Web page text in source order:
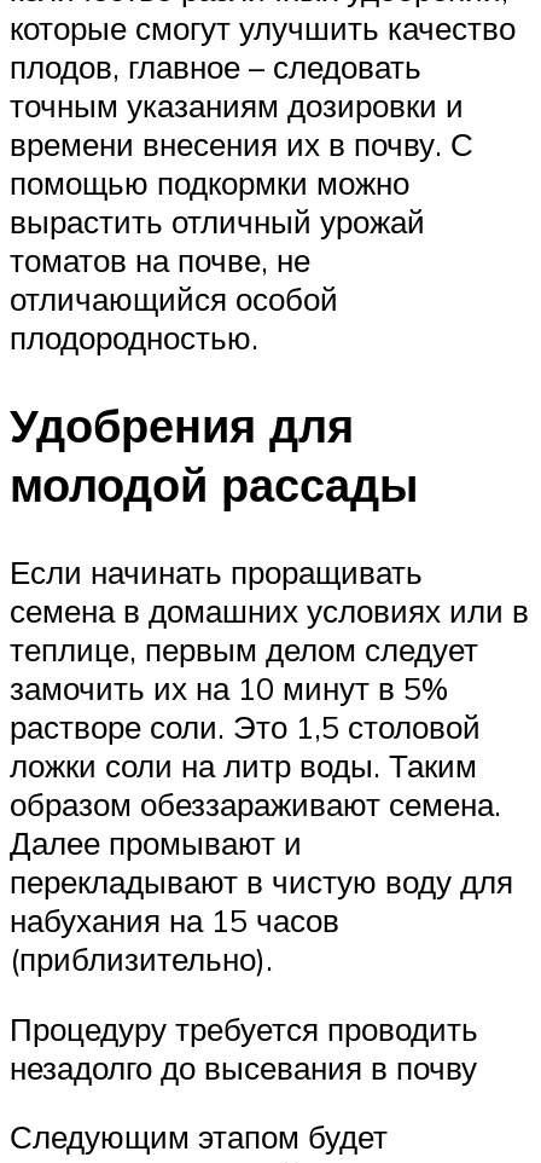
которые смогут улучшить качество
плодов, главное – следовать
точным указаниям дозировки и
времени внесения их в почву. С
помощью подкормки можно
вырастить отличный урожай
томатов на почве, не
отличающийся особой
плодородностью.
Удобрения для
молодой рассады
Если начинать проращивать
семена в домашних условиях или в
теплице, первым делом следует
замочить их на 10 минут в 5%
растворе соли. Это 1,5 столовой
ложки соли на литр воды. Таким
образом обеззараживают семена.
Далее промывают и
перекладывают в чистую воду для
набухания на 15 часов
(приблизительно).
Процедуру требуется проводить
незадолго до высевания в почву
Следующим этапом будет